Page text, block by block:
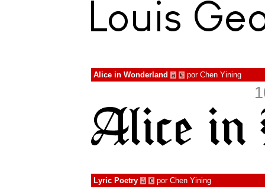
Alice in Wonderland à € por Chen Yining
Lyric Poetry à € por Chen Yining